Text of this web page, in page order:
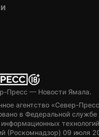
Пресс — Новости Ямала.
агентство «Север-
в Федеральной службе
(Роскомнадзор) 09 июля